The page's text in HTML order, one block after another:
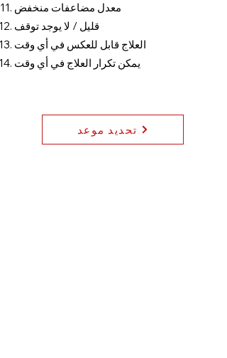
معدل مضاعفات منخفض
قليل / لا يوجد توقف
العلاج قابل للعكس في أي وقت
يمكن تكرار العلاج في أي وقت
تحديد موعد